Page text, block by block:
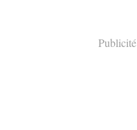
Publicité